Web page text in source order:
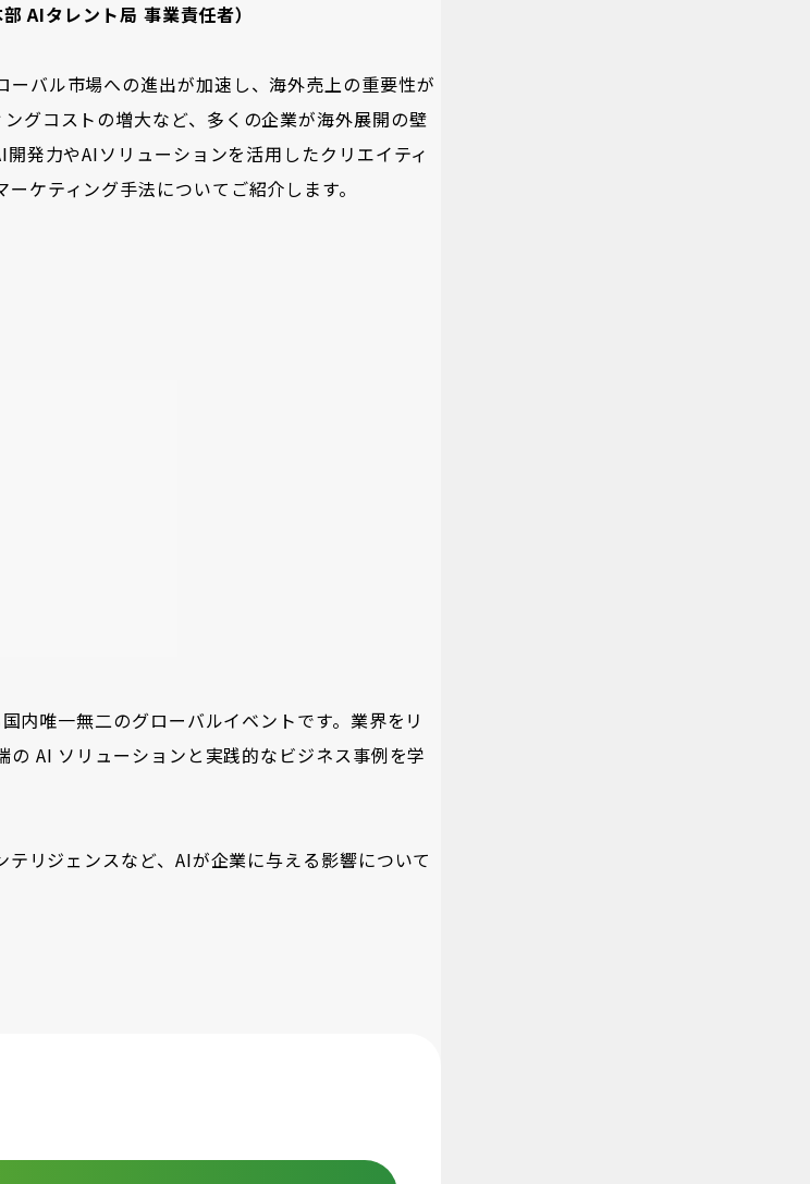
AIタレント局 事業責任者）
バル市場への進出が加速し、海外売上の重要性が
グコストの増大など、多くの企業が海外展開の壁
発力やAIソリューションを活用したクリエイティ
ケティング手法についてご紹介します。
内唯一無二のグローバルイベントです。業界をリ
AI ソリューションと実践的なビジネス事例を学
リジェンスなど、AIが企業に与える影響について